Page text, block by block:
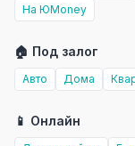
На ЮMoney
🏠 Под залог
Авто Дома
📱 Онлайн